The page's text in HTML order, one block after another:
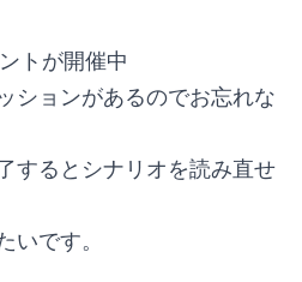
トが開催中
ションがあるのでお忘れな
するとシナリオを読み直せ
です。